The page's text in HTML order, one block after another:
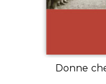
Donne